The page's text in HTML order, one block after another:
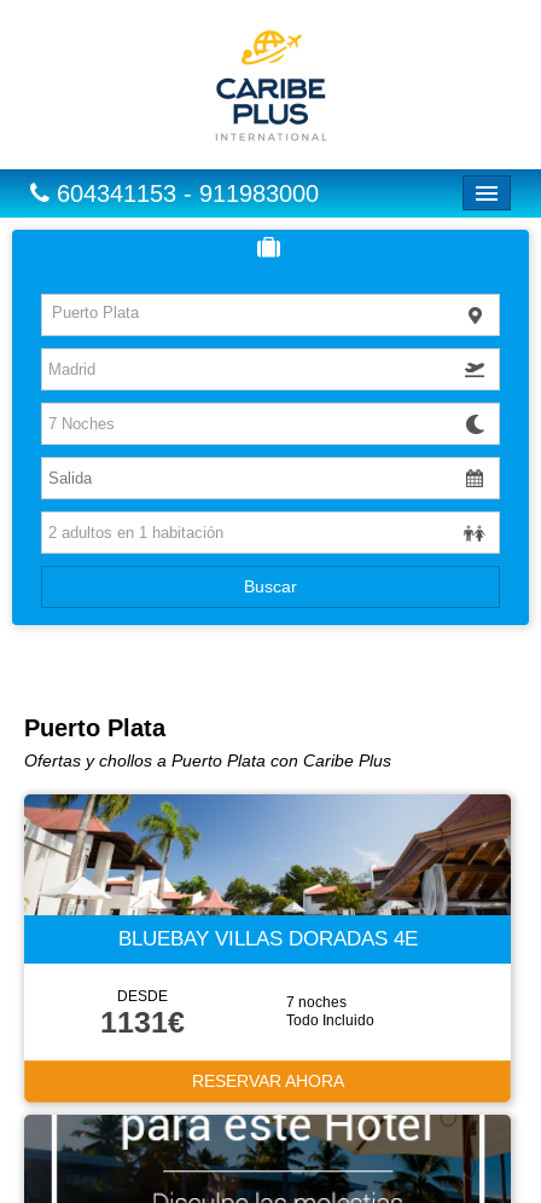
604341153 - 911983000
Vuelos
Hoteles
Excursiones
Vuelo + Hotel
Europa
Paquetes
Baleares
Puerto Plata
Buscar
Puerto Plata
Ofertas y chollos a Puerto Plata con Caribe Plus
BLUEBAY VILLAS DORADAS 4E
DESDE
1131€
7 noches
Todo Incluido
RESERVAR AHORA